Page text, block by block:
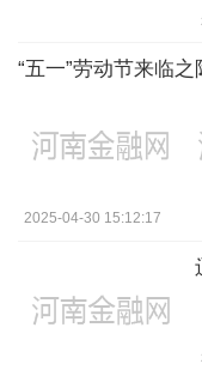
“五一”劳动节来临
2025-04-30 15:12:17